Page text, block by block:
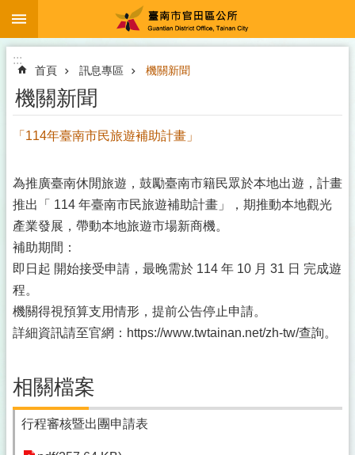
跳到主要內容區塊
:::
首頁 訊息專區 機關新聞
機關新聞
「114年臺南市民旅遊補助計畫」
為推廣臺南休閒旅遊，鼓勵臺南市籍民眾於本地出遊，計畫
推出「 114 年臺南市民旅遊補助計畫」，期推動本地觀光
產業發展，帶動本地旅遊市場新商機。
補助期間：
即日起 開始接受申請，最晚需於 114 年 10 月 31 日 完成遊
程。
機關得視預算支用情形，提前公告停止申請。
詳細資訊請至官網：https://www.twtainan.net/zh-tw/查詢。
相關檔案
行程審核暨出團申請表